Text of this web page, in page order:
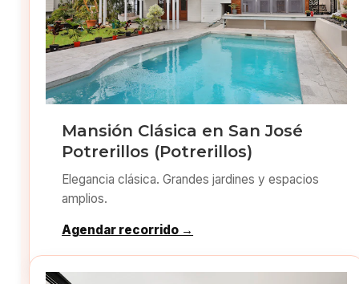
Mansión Clásica en San José
Potrerillos (Potrerillos)
Elegancia clásica. Grandes jardines y espacios
amplios.
Agendar recorrido →